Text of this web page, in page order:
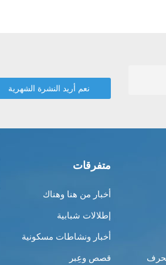
متفرقات
أخبار من هنا وهناك
إطلالات شبابية
أخبار ونشاطات مسكونية
قصص وعِبر